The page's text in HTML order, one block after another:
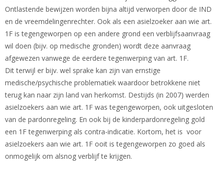
Ontlastende bewijzen worden bijna altijd verworpen door de IND
en de vreemdelingenrechter. Ook als een asielzoeker aan wie art.
1F is tegengeworpen op een andere grond een verblijfsaanvraag
wil doen (bijv. op medische gronden) wordt deze aanvraag
afgewezen vanwege de eerdere tegenwerping van art. 1F.
Dit terwijl er bijv. wel sprake kan zijn van ernstige
medische/psychische problematiek waardoor betrokkene niet
terug kan naar zijn land van herkomst. Destijds (in 2007) werden
asielzoekers aan wie art. 1F was tegengeworpen, ook uitgesloten
van de pardonregeling. En ook bij de kinderpardonregeling gold
een 1F tegenwerping als contra-indicatie. Kortom, het is voor
asielzoekers aan wie art. 1F ooit is tegengeworpen zo goed als
onmogelijk om alsnog verblijf te krijgen.